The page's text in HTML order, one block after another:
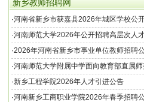
新乡教师招聘网
·河南省新乡市获嘉县2026年城区学校公
公告
·河南师范大学2026年公开招聘高层次人
·2026年河南省新乡市事业单位教师招聘
·河南师范大学附属中学面向教育部直属
2026年教师招聘公告
·新乡工程学院2026年人才引进公告
·河南新乡工商职业学院2026年春季招聘